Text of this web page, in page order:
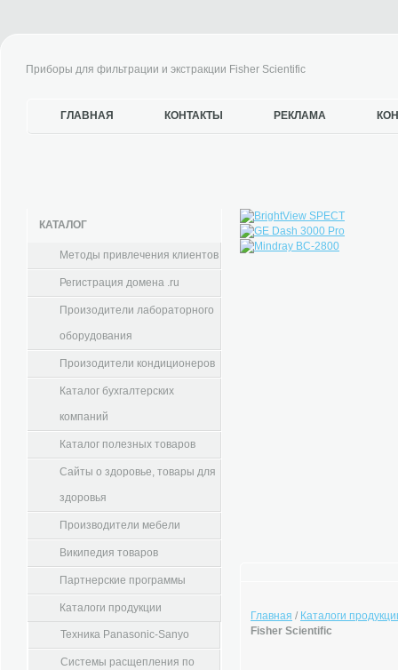
Приборы для фильтрации и экстракции Fisher Scientific
ГЛАВНАЯ КОНТАКТЫ РЕКЛАМА
КАТАЛОГ
Методы привлечения клиентов
Регистрация домена .ru
Произодители лабораторного
оборудования
Произодители кондиционеров
Каталог бухгалтерских
компаний
Каталог полезных товаров
Сайты о здоровье, товары для
здоровья
Производители мебели
Википедия товаров
Партнерские программы
Каталоги продукции
Техника Panasonic-Sanyo
Системы расщепления по
Главная / Каталоги
Fisher Scientific